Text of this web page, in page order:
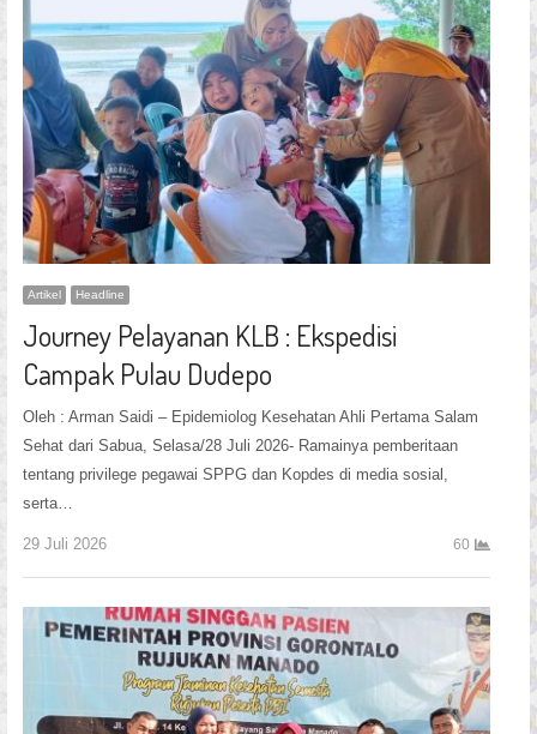
Artikel Headline
Journey Pelayanan KLB : Ekspedisi
Campak Pulau Dudepo
Oleh : Arman Saidi – Epidemiolog Kesehatan Ahli Pertama Salam
Sehat dari Sabua, Selasa/28 Juli 2026- Ramainya pemberitaan
tentang privilege pegawai SPPG dan Kopdes di media sosial,
serta…
29 Juli 2026 60